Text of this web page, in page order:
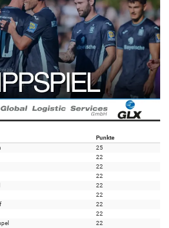
Punkte
25
22
22
22
22
22
22
22
22